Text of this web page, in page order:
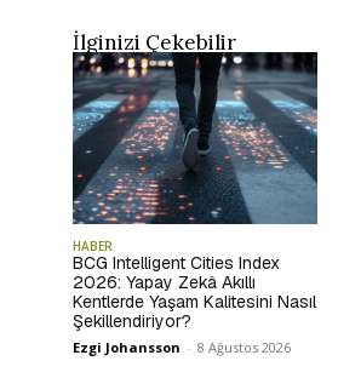
İlginizi Çekebilir
HABER
BCG Intelligent Cities Index
2026: Yapay Zekâ Akıllı
Kentlerde Yaşam Kalitesini Nasıl
Şekillendiriyor?
Ezgi Johansson - 8 Ağustos 2026